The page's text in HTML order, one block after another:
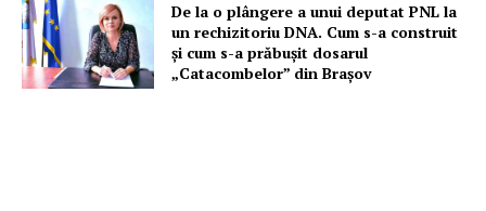
De la o plângere a unui deputat PNL la
un rechizitoriu DNA. Cum s-a construit
și cum s-a prăbușit dosarul
„Catacombelor” din Brașov